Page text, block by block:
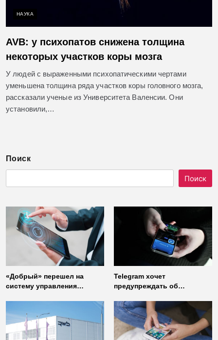
НАУКА
AVB: у психопатов снижена толщина
некоторых участков коры мозга
У людей с выраженными психопатическими чертами
уменьшена толщина ряда участков коры головного мозга,
рассказали ученые из Университета Валенсии. Они
установили,…
Поиск
Поиск
«Добрый» перешел на
систему управления
Telegram хочет
предупреждать об
неофициальных клиентов
мессенджера